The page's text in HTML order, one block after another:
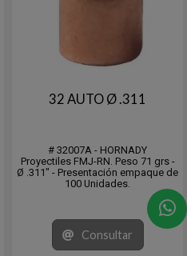
32 AUTO Ø .311
# 32007A - HORNADY
Proyectiles FMJ-RN. Peso 71 grs -
Ø .311" - Presentación empaque de
100 Unidades.
Consultar